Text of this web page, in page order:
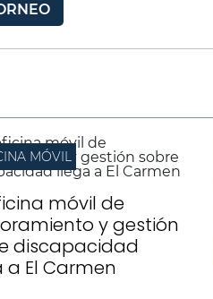
MÓVIL
móvil de
y gestión
discapacidad
a El Carmen